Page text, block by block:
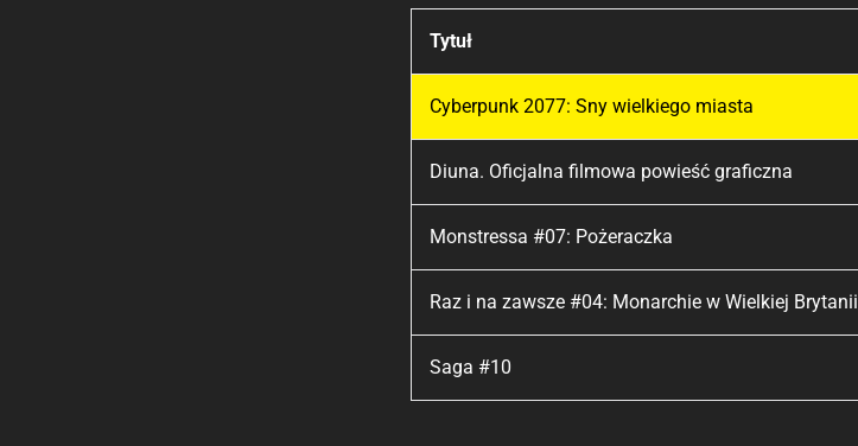
Tytuł
Cyberpunk 2077: Sny wielkiego miasta
Diuna. Oficjalna filmowa powieść graficzna
Monstressa #07: Pożeraczka
Raz i na zawsze #04: Monarchie w Wielkiej Brytanii
Saga #10